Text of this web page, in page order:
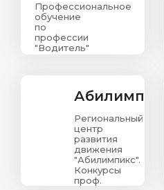
Профессиональное
обучение
по
профессии
"Водитель"
Абилимпикс
Региональный
центр
развития
движения
"Абилимпикс".
Конкурсы
проф.